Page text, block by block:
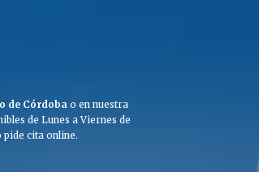
de Córdoba o en nuestra
de Lunes a Viernes de
pide cita online.